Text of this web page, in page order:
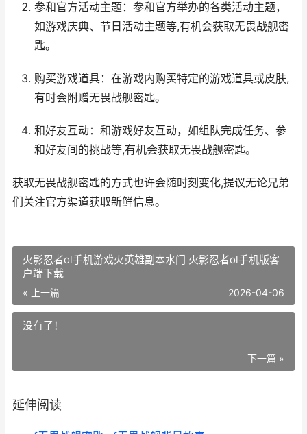
参和官方活动主题：参和官方举办的各类活动主题，
如游戏庆典、节日活动主题等,有机会获取无畏战舰密
匙。
购买游戏道具：在游戏内购买特定的游戏道具或皮肤,
有时会附赠无畏战舰密匙。
和好友互动：和游戏好友互动，如组队完成任务、参
和好友间的挑战等,有机会获取无畏战舰密匙。
获取无畏战舰密匙的方式也许会随时刻变化,提议无论兄弟
们关注官方渠道获取新鲜信息。
火影忍者ol手机游戏火英雄副本水门 火影忍者ol手机版客
户端下载
« 上一篇 2026-04-06
没有了！
下一篇 »
延伸阅读